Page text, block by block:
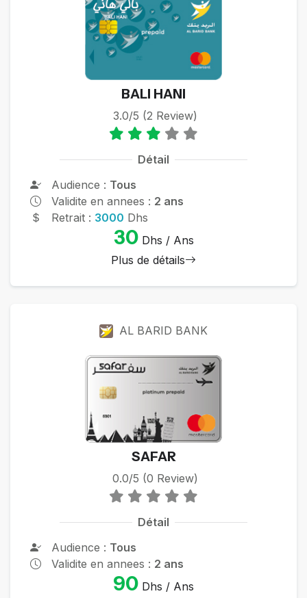
BALI HANI
3.0/5 (2 Review)
Détail
Audience : Tous
Validite en annees : 2 ans
Retrait : 3000 Dhs
30Dhs / Ans
Plus de détails
AL BARID BANK
SAFAR
0.0/5 (0 Review)
Détail
Audience : Tous
Validite en annees : 2 ans
90 Dhs / Ans